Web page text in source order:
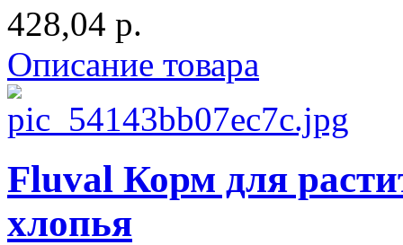
428,04 р.
Описание товара
Fluval Корм для
хлопья